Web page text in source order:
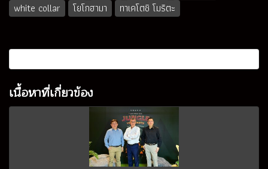
white collar
โยโกฮามา ทาเคโตชิ โมริตะ
เนื้อหาที่เกี่ยวข้อง